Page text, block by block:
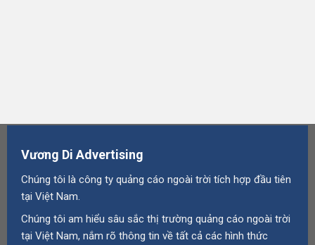
Vương Di Advertising
Chúng tôi là công ty quảng cáo ngoài trời tích hợp đầu tiên
tại Việt Nam.
Chúng tôi am hiểu sâu sắc thị trường quảng cáo ngoài trời
tại Việt Nam, nắm rõ thông tin về tất cả các hình thức